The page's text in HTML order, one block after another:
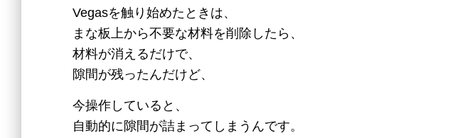
Vegasを触り始めたときは、
まな板上から不要な材料を削除したら、
材料が消えるだけで、
隙間が残ったんだけど、
今操作していると、
自動的に隙間が詰まってしまうんです。